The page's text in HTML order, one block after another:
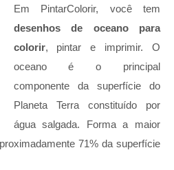
Em PintarColorir, você tem
desenhos de oceano para
colorir, pintar e imprimir. O
oceano é o principal
componente da superfície do
Planeta Terra constituído por
água salgada. Forma a maior
71% da superfície